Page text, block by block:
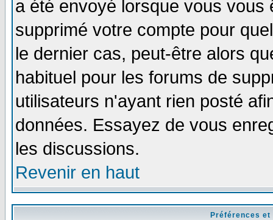
a été envoyé lorsque vous
supprimé votre compte pour
le dernier cas, peut-être alors
habituel pour les forums de
utilisateurs n'ayant rien posté
données. Essayez de vous
les discussions.
Revenir en haut
Préférences